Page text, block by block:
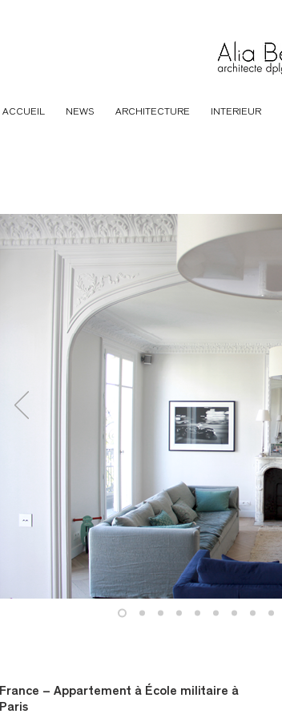
ACCUEIL NEWS ARCHITECTURE INTERIEUR
France – Appartement à École militaire à
Paris